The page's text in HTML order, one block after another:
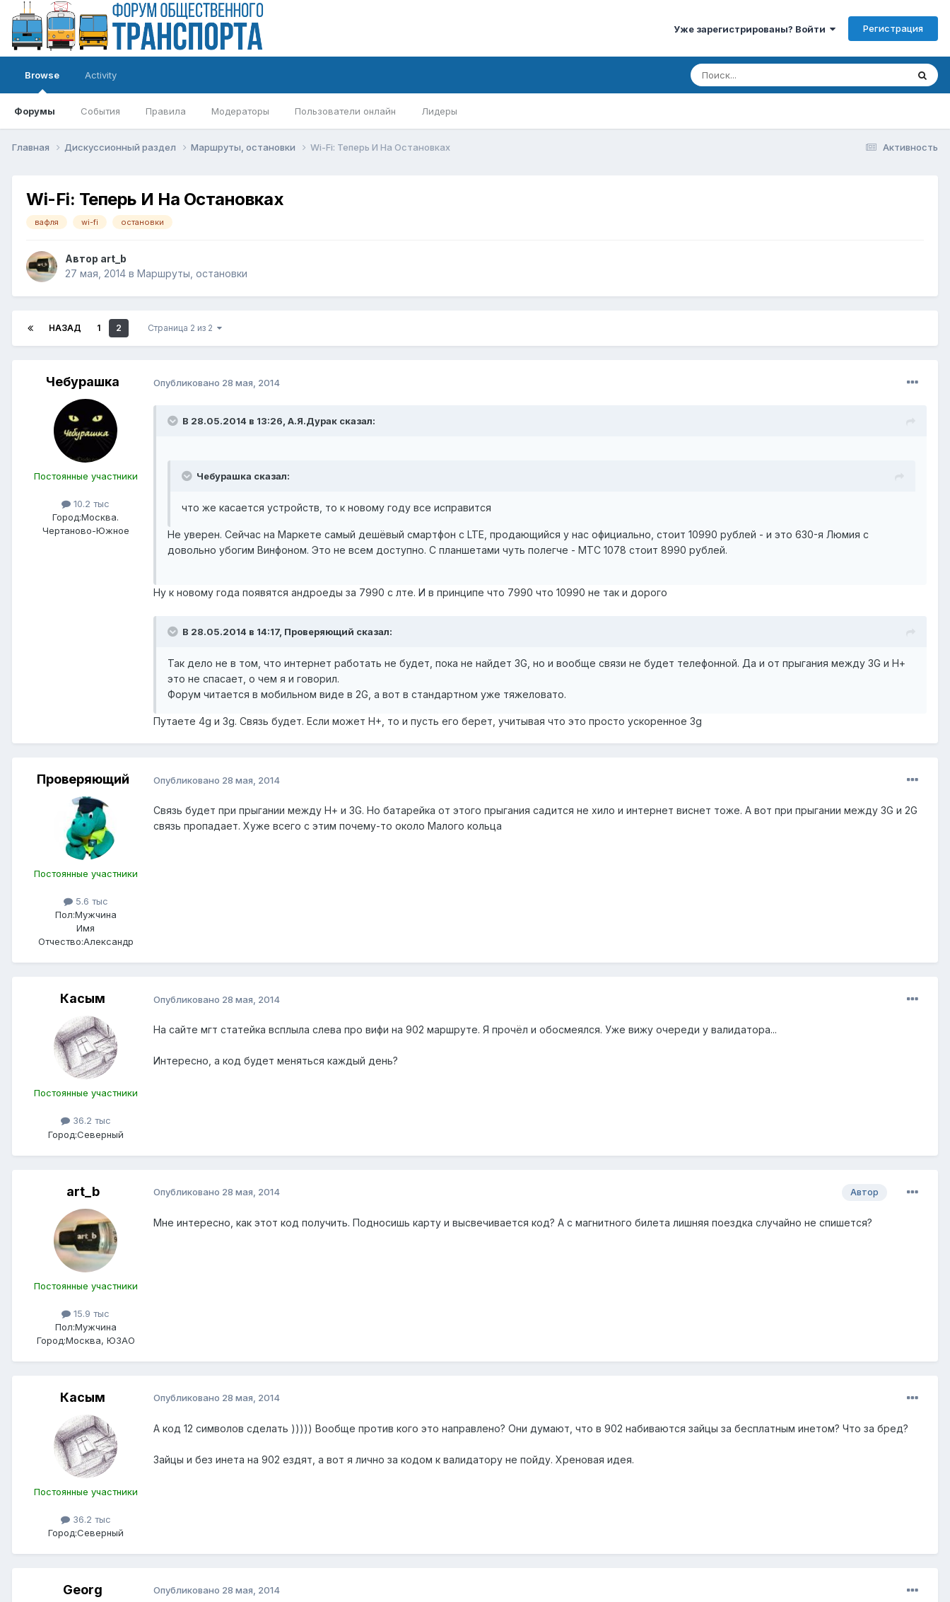
Уже зарегистрированы? Войти Регистрация
Browse
Форумы События Правила Модераторы Пользователи онлайн Лидеры
Activity
Активность
Главная Дискуссионный раздел Маршруты, остановки Wi-Fi: Теперь И На Остановках
Wi-Fi: Теперь И На Остановках
вафля wi-fi остановки
Автор art_b
27 мая, 2014 в Маршруты, остановки
НАЗАД 1 2 Страница 2 из 2
Чебурашка
Постоянные участники
10.2 тыс
Город:Москва.
Чертаново-Южное
Опубликовано 28 мая, 2014
В 28.05.2014 в 13:26, А.Я.Дурак сказал:
Чебурашка сказал:
что же касается устройств, то к новому году все исправится
Не уверен. Сейчас на Маркете самый дешёвый смартфон с LTE, продающийся у нас официально, стоит 10990 рублей - и это 630-я Люмия с
довольно убогим Винфоном. Это не всем доступно. С планшетами чуть полегче - МТС 1078 стоит 8990 рублей.
Ну к новому года появятся андроеды за 7990 с лте. И в принципе что 7990 что 10990 не так и дорого
В 28.05.2014 в 14:17, Проверяющий сказал:
Так дело не в том, что интернет работать не будет, пока не найдет 3G, но и вообще связи не будет телефонной. Да и от прыгания между 3G и Н+
это не спасает, о чем я и говорил.
Форум читается в мобильном виде в 2G, а вот в стандартном уже тяжеловато.
Путаете 4g и 3g. Связь будет. Если может H+, то и пусть его берет, учитывая что это просто ускоренное 3g
Проверяющий
Постоянные участники
5.6 тыс
Пол:Мужчина
Имя
Отчество:Александр
Опубликовано 28 мая, 2014
Связь будет при прыгании между Н+ и 3G. Но батарейка от этого прыгания садится не хило и интернет виснет тоже. А вот при прыгании между 3G и 2G
связь пропадает. Хуже всего с этим почему-то около Малого кольца
Касым
Постоянные участники
36.2 тыс
Город:Северный
Опубликовано 28 мая, 2014
На сайте мгт статейка всплыла слева про вифи на 902 маршруте. Я прочёл и обосмеялся. Уже вижу очереди у валидатора...
Интересно, а код будет меняться каждый день?
art_b
Постоянные участники
15.9 тыс
Пол:Мужчина
Город:Москва, ЮЗАО
Автор
Опубликовано 28 мая, 2014
Мне интересно, как этот код получить. Подносишь карту и высвечивается код? А с магнитного билета лишняя поездка случайно не спишется?
Касым
Постоянные участники
36.2 тыс
Город:Северный
Опубликовано 28 мая, 2014
А код 12 символов сделать ))))) Вообще против кого это направлено? Они думают, что в 902 набиваются зайцы за бесплатным инетом? Что за бред?
Зайцы и без инета на 902 ездят, а вот я лично за кодом к валидатору не пойду. Хреновая идея.
Georg Опубликовано 28 мая, 2014